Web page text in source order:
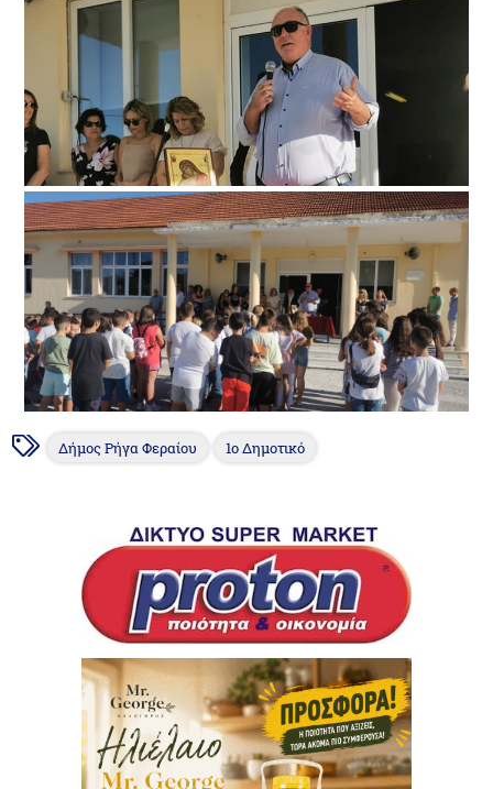
Δήμος Ρήγα Φεραίου 1ο Δημοτικό